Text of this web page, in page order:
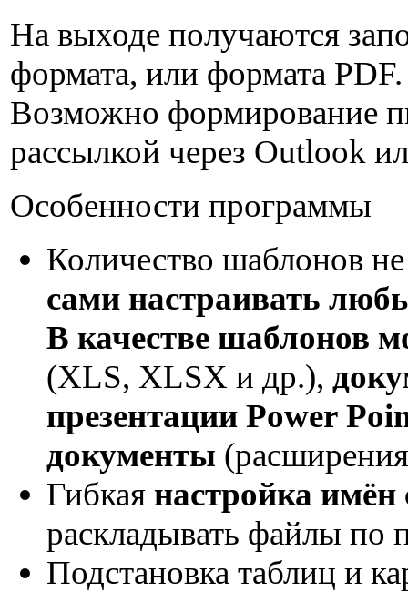
На выходе получаются
формата, или формата PDF.
Возможно формирование
рассылкой через Outlook
Особенности программы
Количество шаблонов
сами настраивать
В качестве шаблонов
(XLS, XLSX и др.),
презентации Power
документы
Гибкая настройка
раскладывать файлы по
Подстановка таблиц и